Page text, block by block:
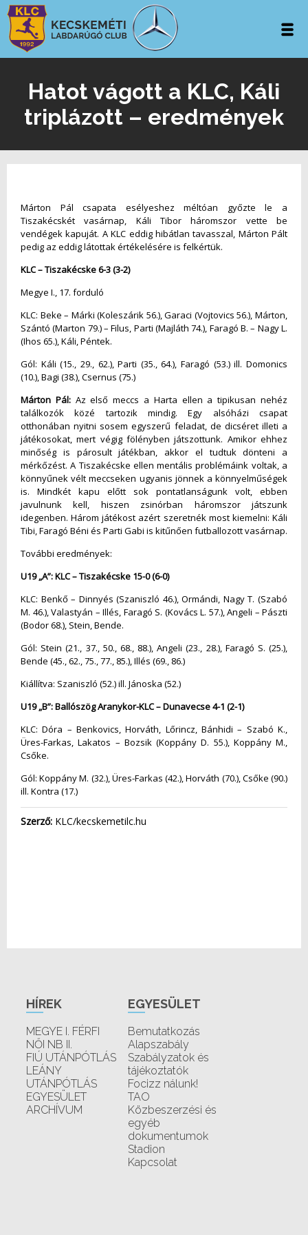
Hatot vágott a KLC, Káli
triplázott – eredmények
Márton Pál csapata esélyeshez méltóan győzte le a
Tiszakécskét vasárnap, Káli Tibor háromszor vette be
vendégek kapuját. A KLC eddig hibátlan tavasszal, Márton Pált
pedig az eddig látottak értékelésére is felkértük.
KLC – Tiszakécske 6-3 (3-2)
Megye I., 17. forduló
KLC: Beke – Márki (Koleszárik 56.), Garaci (Vojtovics 56.), Márton,
Szántó (Marton 79.) – Filus, Parti (Majláth 74.), Faragó B. – Nagy L.
(Ihos 65.), Káli, Péntek.
Gól: Káli (15., 29., 62.), Parti (35., 64.), Faragó (53.) ill. Domonics
(10.), Bagi (38.), Csernus (75.)
Márton Pál:Az első meccs a Harta ellen a tipikusan nehéz
találkozók közé tartozik mindig. Egy alsóházi csapat
otthonában nyitni sosem egyszerű feladat, de dicséret illeti a
játékosokat, mert végig fölényben játszottunk. Amikor ehhez
minőség is párosult játékban, akkor el tudtuk dönteni a
mérkőzést. A Tiszakécske ellen mentális problémáink voltak, a
könnyűnek vélt meccseken ugyanis jönnek a könnyelműségek
is. Mindkét kapu előtt sok pontatlanságunk volt, ebben
javulnunk kell, hiszen zsinórban háromszor játszunk
idegenben. Három játékost azért szeretnék most kiemelni: Káli
Tibi, Faragó Béni és Parti Gabi is kitűnően futballozott vasárnap.
További eredmények:
U19 „A”: KLC – Tiszakécske 15-0 (6-0)
KLC: Benkő – Dinnyés (Szaniszló 46.), Ormándi, Nagy T. (Szabó
M. 46.), Valastyán – Illés, Faragó S. (Kovács L. 57.), Angeli – Pászti
(Bodor 68.), Stein, Bende.
Gól: Stein (21., 37., 50., 68., 88.), Angeli (23., 28.), Faragó S. (25.),
Bende (45., 62., 75., 77., 85.), Illés (69., 86.)
Kiállítva: Szaniszló (52.) ill. Jánoska (52.)
U19 „B”: Ballószög Aranykor-KLC – Dunavecse 4-1 (2-1)
KLC: Dóra – Benkovics, Horváth, Lőrincz, Bánhidi – Szabó K.,
Üres-Farkas, Lakatos – Bozsik (Koppány D. 55.), Koppány M.,
Csőke.
Gól: Koppány M. (32.), Üres-Farkas (42.), Horváth (70.), Csőke (90.)
ill. Kontra (17.)
Szerző: KLC/kecskemetilc.hu
HÍREK
MEGYE I. FÉRFI
NŐI NB II.
FIÚ UTÁNPÓTLÁS
LEÁNY
UTÁNPÓTLÁS
EGYESÜLET
ARCHÍVUM
EGYESÜLET
Bemutatkozás
Alapszabály
Szabályzatok és
tájékoztatók
Focizz nálunk!
TAO
Közbeszerzési és
egyéb
dokumentumok
Stadion
Kapcsolat